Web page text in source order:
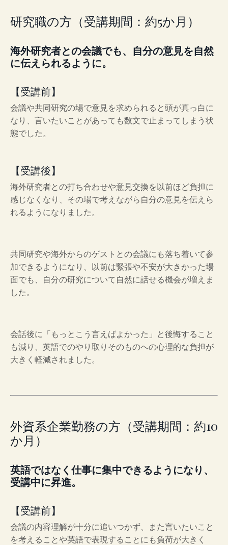
研究職の方（受講期間：約5か月）
海外研究者との会議でも、自分の意見を自然
に伝えられるように。
【受講前】
会議や共同研究の場で意見を求められると頭が真っ白に
なり、言いたいことがあっても数文で止まってしまう状
態でした。
【受講後】
海外研究者との打ち合わせや意見交換を以前ほど負担に
感じなくなり、その場で考えながら自分の意見を伝えら
れるようになりました。
共同研究や海外からのゲストとの会議にも落ち着いて参
加できるようになり、以前は緊張や不安が大きかった場
面でも、自分の研究について自然に話せる機会が増えま
した。
会話後に「もっとこう言えばよかった」と後悔すること
も減り、英語でのやり取りそのものへの心理的な負担が
大きく軽減されました。
外資系企業勤務の方（受講期間：約10
か月）
英語ではなく仕事に集中できるようになり、
受講中に昇進。
【受講前】
会議の内容理解が十分に追いつかず、また言いたいこと
を考えることや英語で表現することにも負荷が大きく